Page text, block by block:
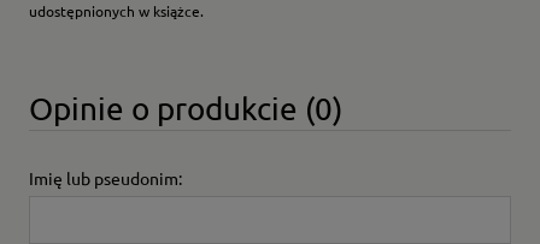
udostępnionych w książce.
Opinie o produkcie (0)
Imię lub pseudonim: